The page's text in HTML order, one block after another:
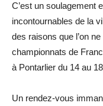
C’est un soulagement
incontournables de la
des raisons que l’on
championnats de
à Pontarlier du 14 au
Un rendez-vous